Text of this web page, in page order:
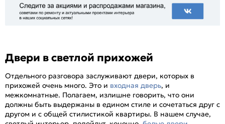
Двери в светлой прихожей
Отдельного разговора заслуживают двери, которых в
прихожей очень много. Это и входная дверь, и
межкомнатные. Полагаем, излишне говорить, что они
должны быть выдержаны в едином стиле и сочетаться друг с
другом и с общей стилистикой квартиры. В нашем случае,